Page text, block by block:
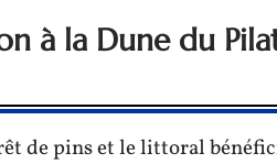
à la Dune du
de pins et le littoral